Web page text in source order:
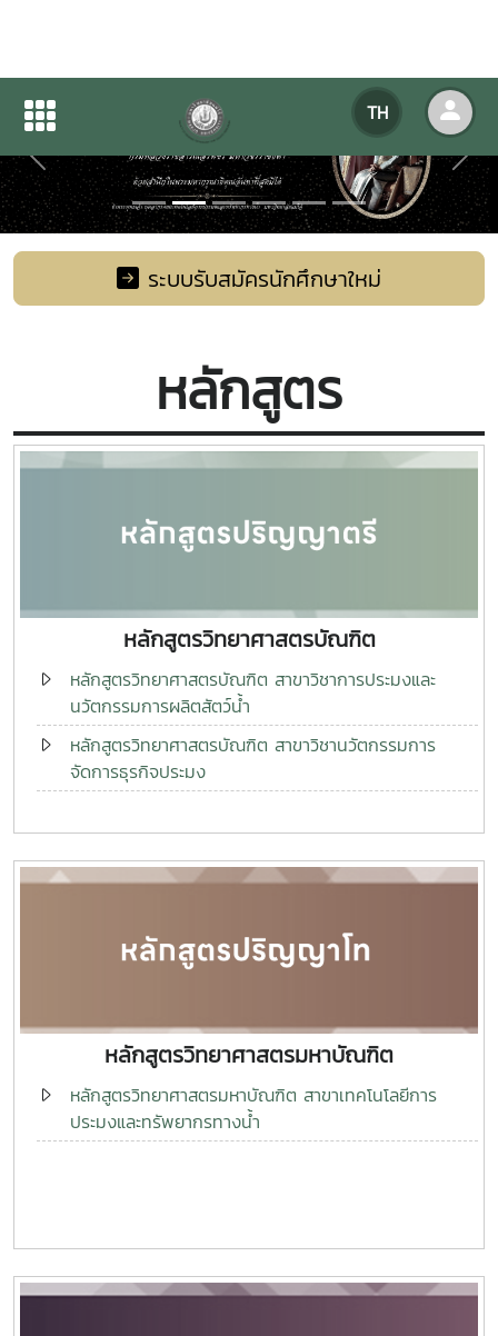
TH
Previous Next
ระบบรับสมัครนักศึกษาใหม่
หลักสูตร
หลักสูตรวิทยาศาสตรบัณฑิต
หลักสูตรวิทยาศาสตรบัณฑิต สาขาวิชาการประมงและ
นวัตกรรมการผลิตสัตว์น้ำ
หลักสูตรวิทยาศาสตรบัณฑิต สาขาวิชานวัตกรรมการ
จัดการธุรกิจประมง
หลักสูตรวิทยาศาสตรมหาบัณฑิต
หลักสูตรวิทยาศาสตรมหาบัณฑิต สาขาเทคโนโลยีการ
ประมงและทรัพยากรทางน้ำ